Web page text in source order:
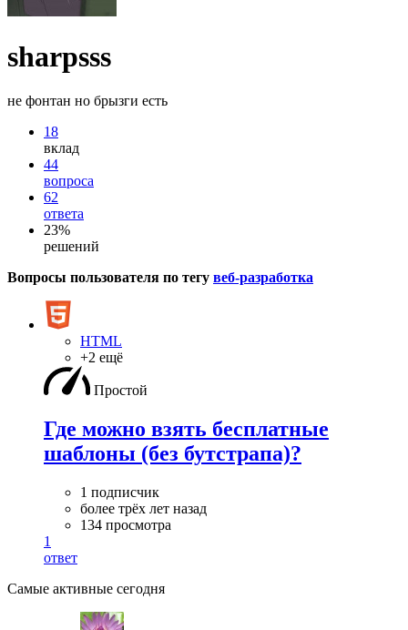
sharpsss
не фонтан но брызги есть
18
вклад
44
вопроса
62
ответа
23%
решений
Вопросы пользователя по тегу веб-разработка
HTML
+2 ещё
Простой
Где можно взять бесплатные
шаблоны (без бутстрапа)?
1 подписчик
более трёх лет назад
134 просмотра
1
ответ
Самые активные сегодня